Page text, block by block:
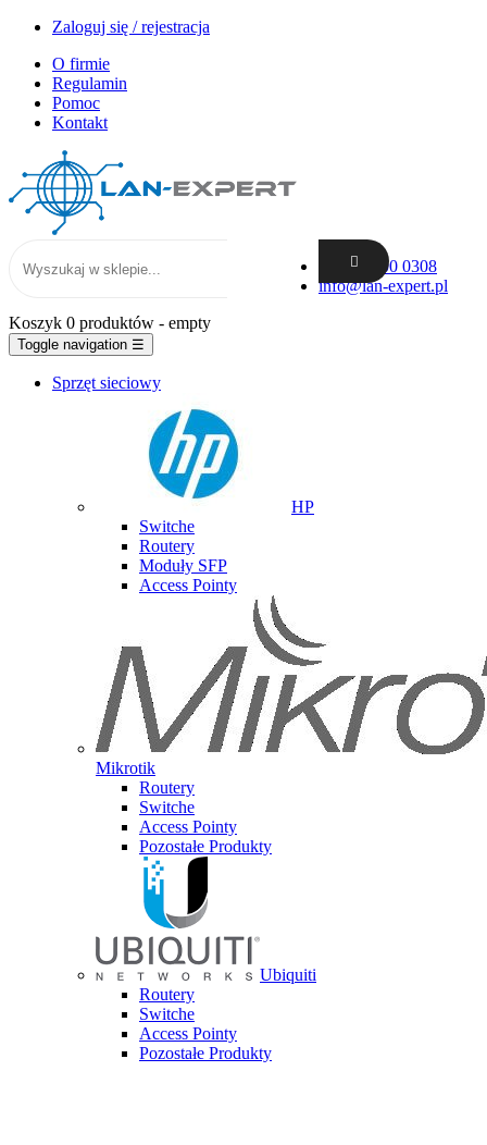
Zaloguj się / rejestracja
O firmie
Regulamin
Pomoc
Kontakt
+48 62 300 0308
info@lan-expert.pl
Koszyk 0 produktów - empty
Toggle navigation ☰
Sprzęt sieciowy
HP
Switche
Routery
Moduły SFP
Access Pointy
Mikrotik
Routery
Switche
Access Pointy
Pozostałe Produkty
Ubiquiti
Routery
Switche
Access Pointy
Pozostałe Produkty